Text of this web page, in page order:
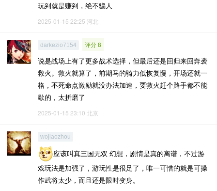
玩到就是赚到，绝不骗人
2025-01-15 22:25 河北
darkezio7154 评分 8
说是战场上有了更多战术选择，但最后还是回归来回奔袭
救火。救火就算了，前期马的骑力低恢复慢，开场还就一
格，不死命点激励就没办法加速，要救火赶个路手都不能
歇的，太折磨了
2025-01-15 23:10 北京
wojiaozhou
应该叫真三国无双 幻想，剧情是真的离谱，不过游
戏玩法是加强了，游玩性是很足了，唯一可惜的就是可操
作武将太少，而且还是限时变身。